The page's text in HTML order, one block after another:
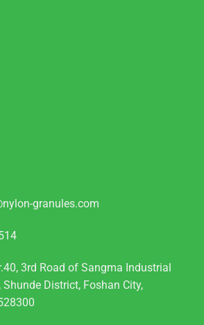
granules.com
3rd Road of Sangma Industrial
District, Foshan City,